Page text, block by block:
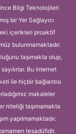
Bilgi Teknolojileri
bir Yer Sağlayıcı
içerikleri proaktif
bulunmamaktadır.
taşımakta olup,
Bu internet
ile hiçbir bağlantısı
makaleler
niteliği taşımamakta
yapılmamaktadır.
tesadüfidir.